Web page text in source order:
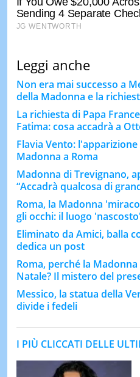
Leggi anche
Non era mai successo a
della Madonna e la
La richiesta di Papa
Fatima: cosa accadrà a
Flavia Vento:
Madonna a Roma
Madonna di Trevignano,
“Accadrà qualcosa di
Roma, la Madonna
gli occhi: il luogo
Eliminato da Amici, balla
dedica un post
Roma, perché la
Natale? Il mistero del
Messico, la statua della
divide i fedeli
I PIÙ CLICCATI DELLE